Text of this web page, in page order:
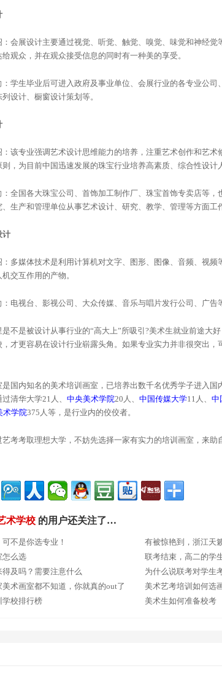
：会展设计主要通过视觉、听觉、触觉、嗅觉、味觉和神经觉
观众，并在观众接受信息的同时有一种美的享受。
：学生毕业后可进入政府及事业单位、会展行业的各专业公司
设计、橱窗设计策划等。
：该专业强调艺术设计思维能力的培养，注重艺术创作和艺术
，为目前中国迅速发展的珠宝行业培养高素质、综合性设计
：全国各大珠宝公司、首饰加工制作厂、珠宝首饰专卖店等，
生产和管理单位从事艺术设计、研究、教学、管理等方面工
计
：多媒体技术是利用计算机对文字、图形、图像、音频、视频
交互作用的产物。
：电视台、影视公司、大众传媒、音乐与唱片发行公司、广告
是不是被设计从事行业的“高大上”所吸引?美术生就业前途大
才更容易在设计行业崭露头角。如果专业实力并非很突出，
是国内知名的美术培训画室，已培养出数千名优秀学子进入国
清华大学21人、 中央美术学院20人、 中国传媒大学11人、 中
术学院375人等，是行业内的佼佼者。
考考取理想大学，不妨先选择一家有实力的培训画室，来助
术学校 的用户还关注了…
不是你选专业！
怎么选
及吗？需要注意什么
术画室都不知道，你就真的out了
学校排行榜
有被惊艳到，浙江天
分)
联考结束，高二的学
为什么说联考对学生
美术艺考培训如何选
美术生如何准备校考